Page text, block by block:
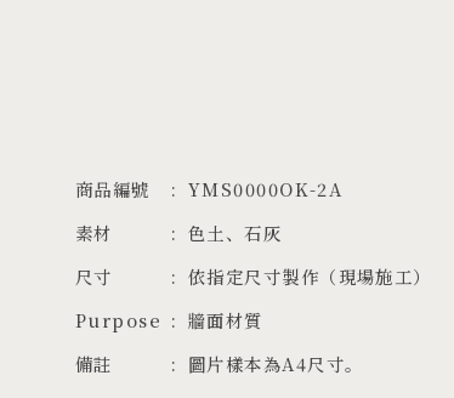
商品編號
YMS0000OK-2A
素材
色土、石灰
尺寸
依指定尺寸製作（現場施工）
Purpose
牆面材質
備註
圖片樣本為A4尺寸。